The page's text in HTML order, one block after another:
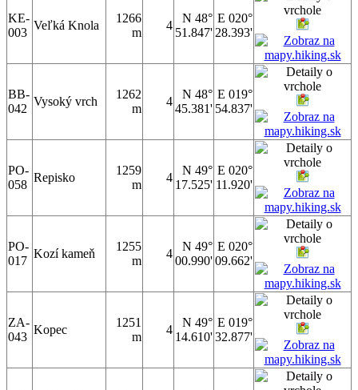
KE-
003
Veľká Knola
1266
m
4
N 48°
51.847'
E 020°
28.393'
BB-
042
Vysoký vrch
1262
m
4
N 48°
45.381'
E 019°
54.837'
PO-
058
Repisko
1259
m
4
N 49°
17.525'
E 020°
11.920'
PO-
017
Kozí kameň
1255
m
4
N 49°
00.990'
E 020°
09.662'
ZA-
043
Kopec
1251
m
4
N 49°
14.610'
E 019°
32.877'